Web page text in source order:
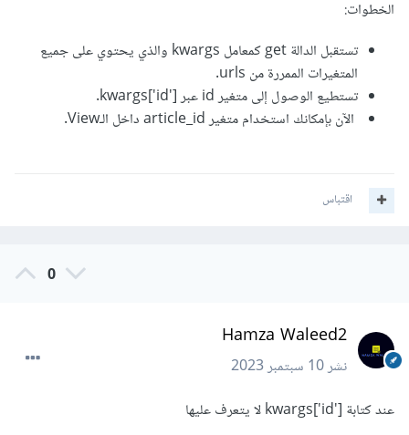
الخطوات:
تستقبل الدالة get كمعامل kwargs والذي يحتوي على جميع
المتغيرات الممررة من urls.
تستطيع الوصول إلى متغير id عبر kwargs['id'].
الآن بإمكانك استخدام متغير article_id داخل الـView.
اقتباس
0
Hamza Waleed2
نشر10 سبتمبر 2023
عند كتابة kwargs['id'] لا يتعرف عليها